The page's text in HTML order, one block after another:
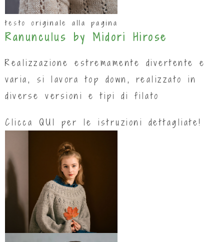
testo originale alla pagina
Ranunculus by Midori Hirose
Realizzazione estremamente divertente e
varia, si lavora top down, realizzato in
diverse versioni e tipi di filato
Clicca QUI per le istruzioni dettagliate!